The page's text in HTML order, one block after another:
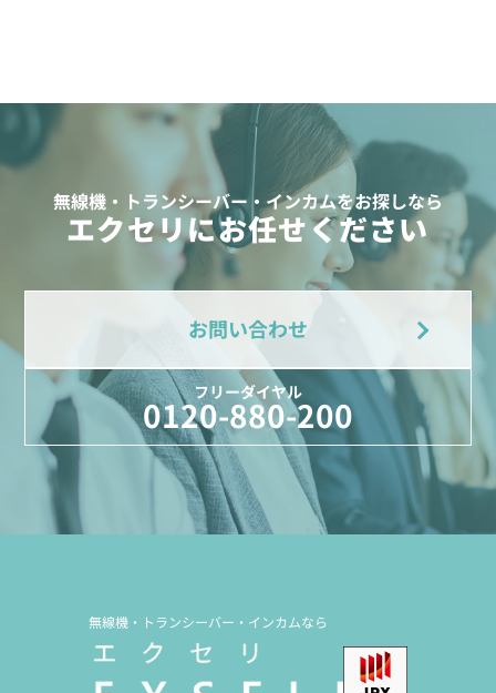
無線機・トランシーバー・インカムをお探しなら
エクセリにお任せください
お問い合わせ
フリーダイヤル
0120-880-200
無線機・トランシーバー・インカムなら